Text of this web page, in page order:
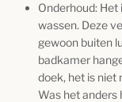
Onderhoud:
wassen. Deze
gewoon buiten
badkamer
doek, het is niet
Was het anders